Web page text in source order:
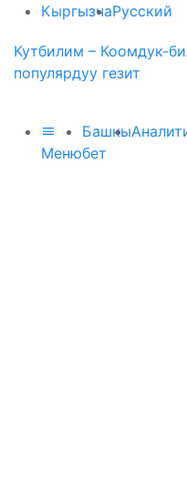
КыргызчаРусский
Кутбилим – Коомдук-
популярдуу гезит
Меню
Башкы
бет